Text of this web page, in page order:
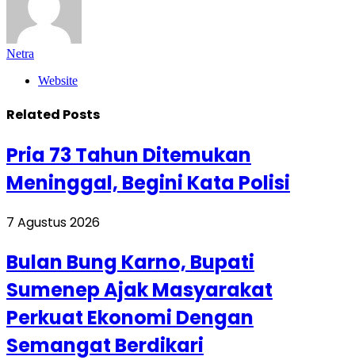
Netra
Website
Related Posts
Pria 73 Tahun Ditemukan
Meninggal, Begini Kata Polisi
7 Agustus 2026
Bulan Bung Karno, Bupati
Sumenep Ajak Masyarakat
Perkuat Ekonomi Dengan
Semangat Berdikari